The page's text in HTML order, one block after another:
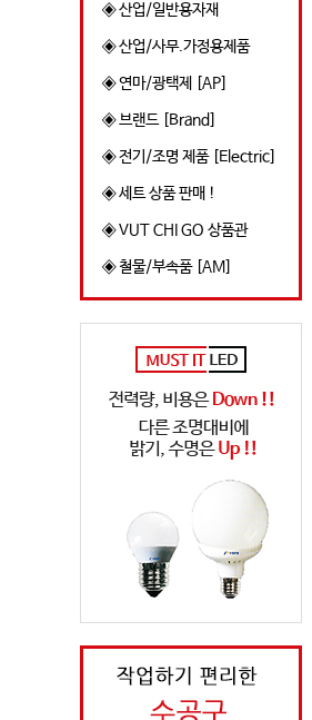
◈ 산업/일반용자재
◈ 산업/사무.가정용제품
◈ 연마/광택제 [AP]
◈ 브랜드 [Brand]
◈ 전기/조명 제품 [Electric]
◈ 세트 상품 판매 !
◈ VUT CHI GO 상품관
◈ 철물/부속품 [AM]